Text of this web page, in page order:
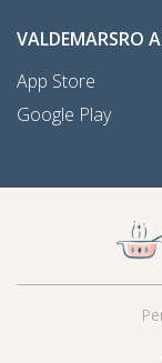
VALDEMARSRO
App Store
Google Play